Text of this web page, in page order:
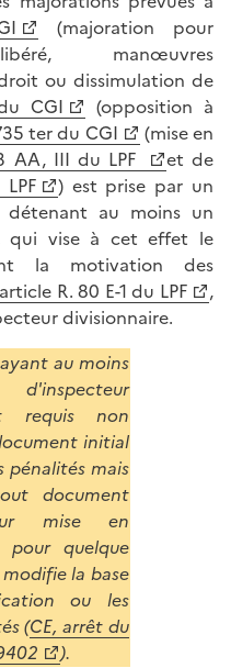
(majoration pour
manœuvres
ou dissimulation de
CGI
(opposition à
ter du CGI
(mise en
AA, III du LPF
et de
) est prise par un
au moins un
qui vise à cet effet le
la motivation des
article R. 80 E-1 du LPF
,
divisionnaire.
au moins
requis non
initial
mais
document
mise en
pour quelque
la base
ou les
(CE, arrêt du
).